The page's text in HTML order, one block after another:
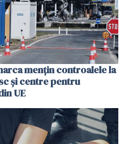
mențin controalele la
și centre pentru
UE